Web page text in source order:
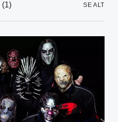
(1) SE ALT